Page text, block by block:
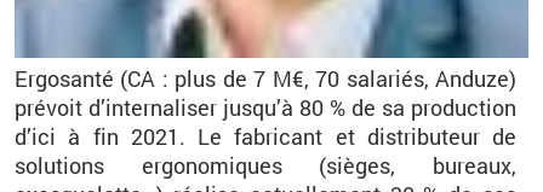
Ergosanté (CA : plus de 7 M€, 70 salariés, Anduze)
prévoit d’internaliser jusqu’à 80 % de sa production
d’ici à fin 2021. Lefabricant et distributeur de
solutions ergonomiques (sièges, bureaux,